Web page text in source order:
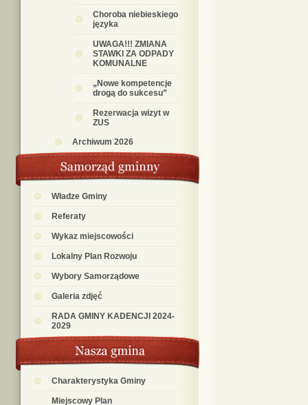
Choroba niebieskiego
języka
UWAGA!!! ZMIANA
STAWKI ZA ODPADY
KOMUNALNE
„Nowe kompetencje
drogą do sukcesu”
Rezerwacja wizyt w
ZUS
Archiwum 2026
Władze Gminy
Referaty
Wykaz miejscowości
Lokalny Plan Rozwoju
Wybory Samorządowe
Galeria zdjęć
RADA GMINY KADENCJI 2024-
2029
Charakterystyka Gminy
Miejscowy Plan